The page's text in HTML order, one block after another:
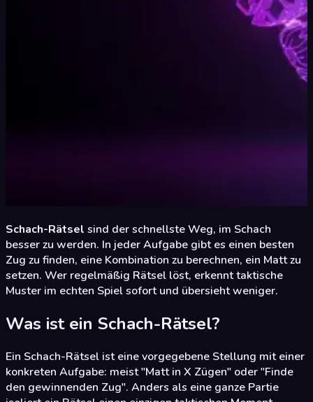
Schach-Rätsel sind der schnellste Weg, im Schach
besser zu werden. In jeder Aufgabe gibt es einen besten
Zug zu finden, eine Kombination zu berechnen, ein Matt zu
setzen. Wer regelmäßig Rätsel löst, erkennt taktische
Muster im echten Spiel sofort und übersieht weniger.
Was ist ein Schach-Rätsel?
Ein Schach-Rätsel ist eine vorgegebene Stellung mit einer
konkreten Aufgabe: meist "Matt in X Zügen" oder "Finde
den gewinnenden Zug". Anders als eine ganze Partie